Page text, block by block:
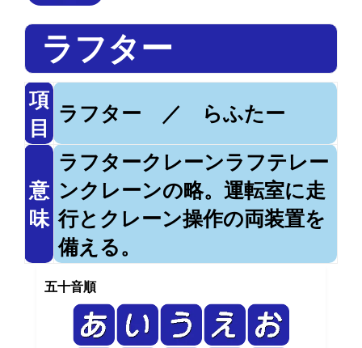
ラフター
項
目
ラフター ／ らふたー
意
味
ラフタークレーンラフテレー
ンクレーンの略。運転室に走
行とクレーン操作の両装置を
備える。
五十音順